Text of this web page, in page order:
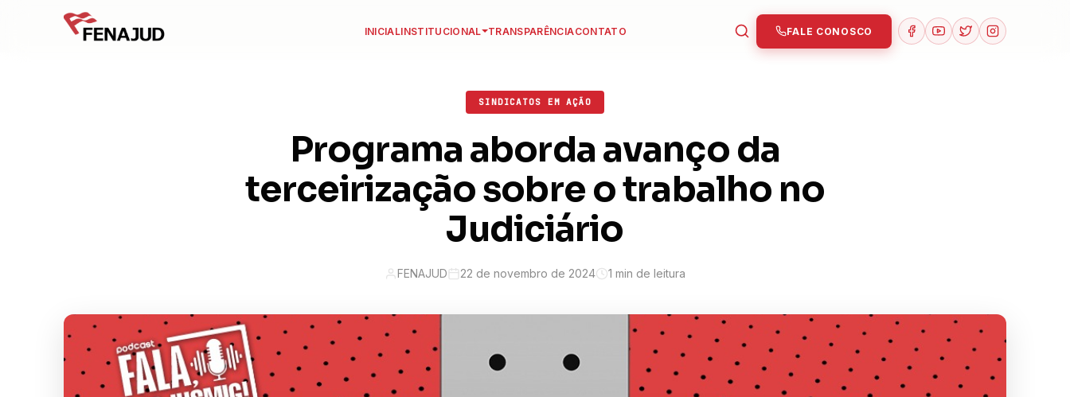
INICIALINSTITUCIONAL TRANSPARÊNCIACONTATO FALE CONOSCO
SINDICATOS EM AÇÃO
Programa aborda avanço da
terceirização sobre o trabalho no
Judiciário
FENAJUD 22 de novembro de 2024 1 min de leitura